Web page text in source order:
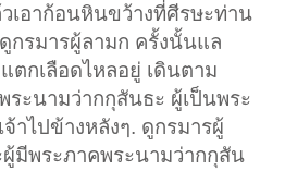
เอาก้อนหินขว้างที่ศีรษะท่าน
กรมารผู้ลามก ครั้งนั้นแล
ตกเลือดไหลอยู่ เดินตาม
ระนามว่ากกุสันธะ ผู้เป็นพระ
าไปข้างหลังๆ. ดูกรมารผู้
มีพระภาคพระนามว่ากกุสัน